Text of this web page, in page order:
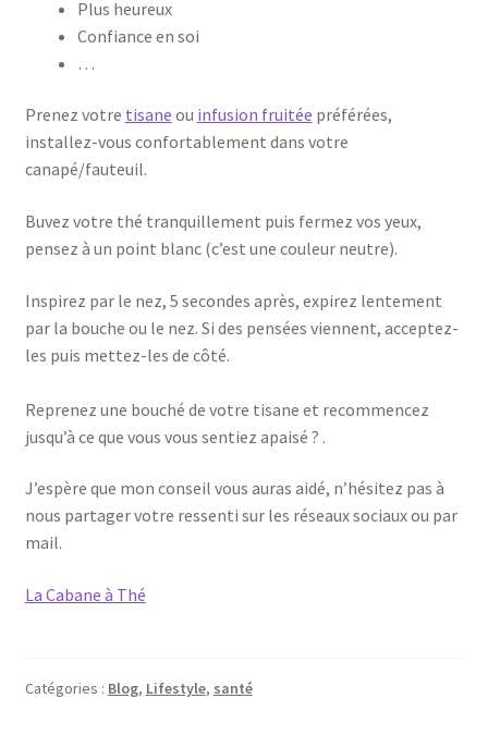
Plus heureux
Confiance en soi
…
Prenez votre tisane ou infusion fruitée préférées,
installez-vous confortablement dans votre
canapé/fauteuil.
Buvez votre thé tranquillement puis fermez vos yeux,
pensez à un point blanc (c’est une couleur neutre).
Inspirez par le nez, 5 secondes après, expirez lentement
par la bouche ou le nez. Si des pensées viennent, acceptez-
les puis mettez-les de côté.
Reprenez une bouché de votre tisane et recommencez
jusqu’à ce que vous vous sentiez apaisé ? .
J’espère que mon conseil vous auras aidé, n’hésitez pas à
nous partager votre ressenti sur les réseaux sociaux ou par
mail.
La Cabane à Thé
Catégories : Blog, Lifestyle, santé